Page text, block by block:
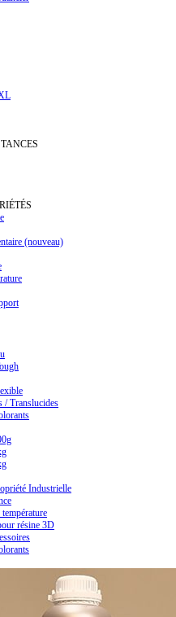
(nouveau)
/ Translucides
Industrielle
résine 3D